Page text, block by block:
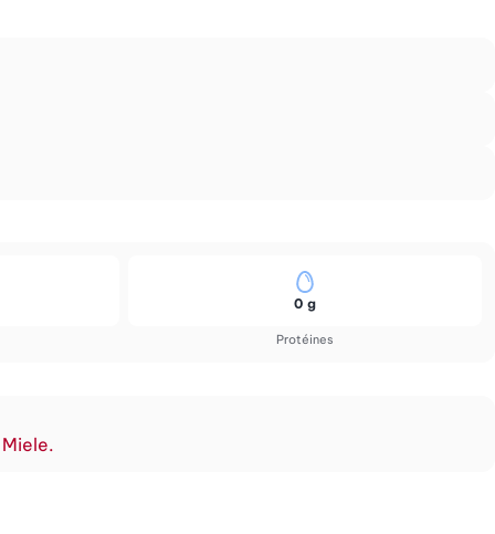
Protéines
0 g